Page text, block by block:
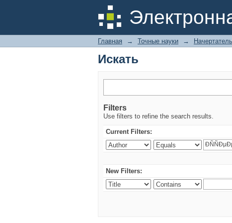
Искать
Главная → Точные науки →
Искать
Filters
Use filters to refine the search results.
Current Filters:
New Filters: